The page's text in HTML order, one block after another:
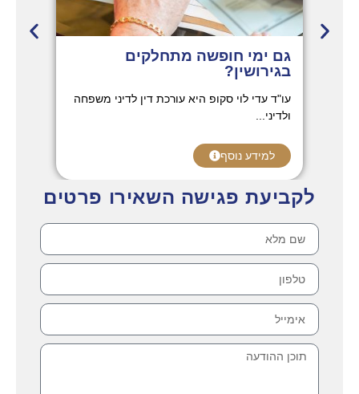
גם ימי חופשה מתחלקים
בגירושין?
עו"ד עדי לוי סקופ היא עורכת דין לדיני משפחה
ולדיני...
למידע נוסף
לקביעת פגישה השאירו פרטים